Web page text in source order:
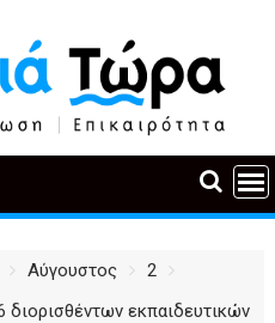
Αύγουστος
2
εκπαιδευτικών